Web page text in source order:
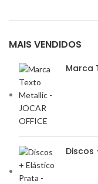
MAIS VENDIDOS
Marca
Discos